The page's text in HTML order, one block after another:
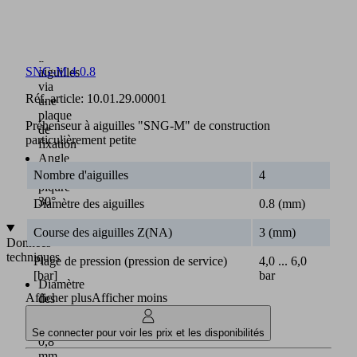
aiguilles
via
une
plaque
de
fixation
Angle
de
piqûre
30°
Données
techniques
Diamètre
des
0,8
SNG-M 4 0.8
Réf. article: 10.01.29.00001
Préhenseur à aiguilles "SNG-M" de construction
particulièrement petite
Nombre d'aiguilles 4
Diamètre des aiguilles 0.8 (mm)
Course des aiguilles Z(NA) 3 (mm)
Plage de pression (pression de service)
[bar]
4,0 ... 6,0
bar
Afficher plusAfficher moins
Se connecter pour voir les prix et les disponibilités